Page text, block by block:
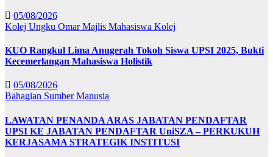
05/08/2026
Kolej Ungku OmarMajlis Mahasiswa Kolej
KUO Rangkul Lima Anugerah Tokoh Siswa UPSI 2025, Bukti
Kecemerlangan Mahasiswa Holistik
05/08/2026
Bahagian Sumber Manusia
LAWATAN PENANDA ARAS JABATAN PENDAFTAR
UPSI KE JABATAN PENDAFTAR UniSZA – PERKUKUH
KERJASAMA STRATEGIK INSTITUSI